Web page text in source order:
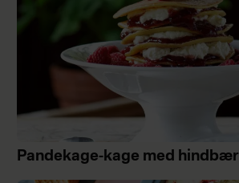
Pandekage-kage med hindbær